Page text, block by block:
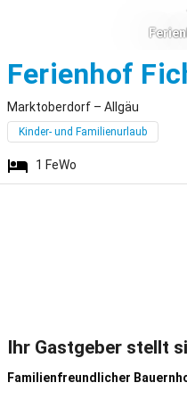
Ferienhof
Marktoberdorf – Allgäu
Kinder- und Familienurlaub
1 FeWo
Ihr Gastgeber stellt
Familienfreundlicher